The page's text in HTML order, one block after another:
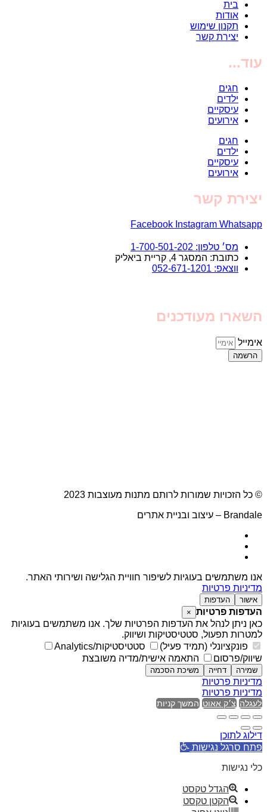
בית
אודות
תקנון שימוש
יצירת קשר
עוד...
חגים
ילדים
עיסקיים
אירועים
חגים
ילדים
עיסקיים
אירועים
יצירת קשר
Facebook Instagram Whatsapp
מס׳ טלפון: 1-700-501-202
כתובת: המסגר 4, קריית ביאליק
ווצאפ: 052-671-1201
השארו מעודכנים
אימייל
הרשמה
© כל הזכויות שמורות לרותם מתנות מעוצבות 2023
Brandale – עיצוב ובניית אתרים
אנו משתמשים בעוגיות לשיפור חוויית הגלישה ושירותי האתר.
מדיניות פרטיות
אישור העדפות
העדפות פרטיות ×
כאן ניתן לנהל את העדפות הפרטיות שלך. אנו משתמשים בעוגיות
למטרות תפעול, סטטיסטיקות ושיווק.
פונקציונלי (תמיד פעיל)
סטטיסטיקות/Analytics
שיווק/פרסום
התאמה אישית/מדיה משובצת
שמירה דחייה משיכת הסכמה
מדיניות פרטיות
מדיניות פרטיות
לעגלה צ׳ק אאוט המשך קניות
דילוג לתוכן
פתח סרגל נגישות
כלי נגישות
הגדל טקסט
הקטן טקסט